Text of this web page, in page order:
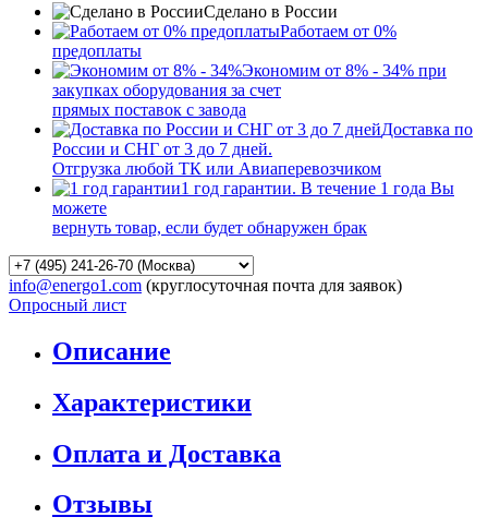
Сделано в России
Работаем от 0%
предоплаты
Экономим от 8% - 34% при
закупках оборудования за счет
прямых поставок с завода
Доставка по
России и СНГ от 3 до 7 дней.
Отгрузка любой ТК или Авиаперевозчиком
1 год гарантии. В течение 1 года Вы
можете
вернуть товар, если будет обнаружен брак
info@energo1.com (круглосуточная почта для заявок)
Опросный лист
Описание
Характеристики
Оплата и Доставка
Отзывы